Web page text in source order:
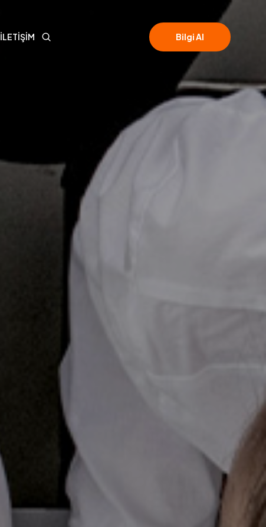
İLETİŞİM Bilgi Al